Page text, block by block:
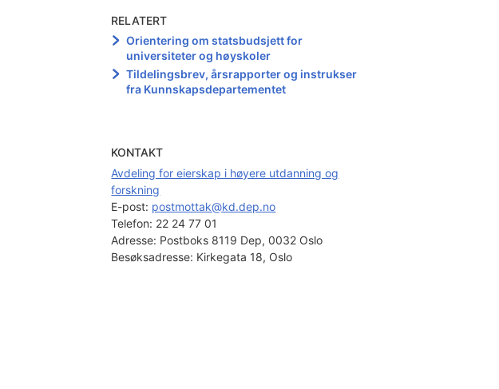
RELATERT
Orientering om statsbudsjett for
universiteter og høyskoler
Tildelingsbrev, årsrapporter og instrukser
fra Kunnskapsdepartementet
KONTAKT
Avdeling for eierskap i høyere utdanning og
forskning
E-post: postmottak@kd.dep.no
Telefon: 22 24 77 01
Adresse: Postboks 8119 Dep, 0032 Oslo
Besøksadresse: Kirkegata 18, Oslo